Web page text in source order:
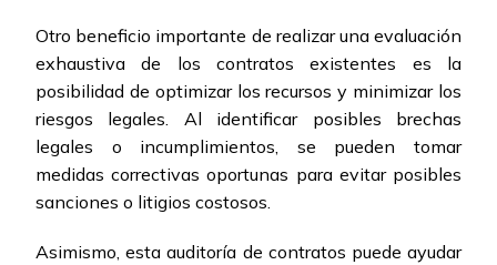
Otro beneficio importante de realizar una evaluación
exhaustiva de los contratos existentes es la
posibilidad de optimizar los recursos y minimizar los
riesgos legales. Al identificar posibles brechas
legales o incumplimientos, se pueden tomar
medidas correctivas oportunas para evitar posibles
sanciones o litigios costosos.
Asimismo, esta auditoría de contratos puede ayudar